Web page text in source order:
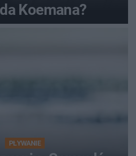
Koemana?
PŁYWANIE